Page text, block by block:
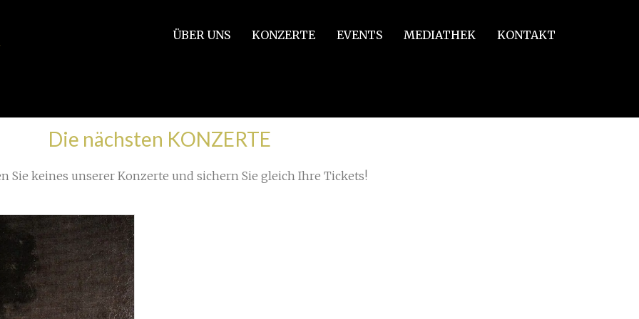
ÜBER UNS KONZERTE EVENTS MEDIATHEK KONTAKT
Die nächsten KONZERTE
Sie keines unserer Konzerte und sichern Sie gleich Ihre Tickets!